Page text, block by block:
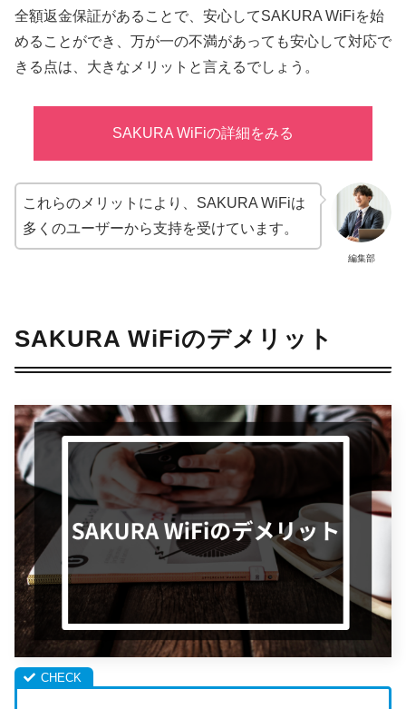
全額返金保証があることで、安心してSAKURA WiFiを始
めることができ、万が一の不満があっても安心して対応で
きる点は、大きなメリットと言えるでしょう。
SAKURA WiFiの詳細をみる
編集部
これらのメリットにより、SAKURA WiFiは
多くのユーザーから支持を受けています。
SAKURA WiFiのデメリット